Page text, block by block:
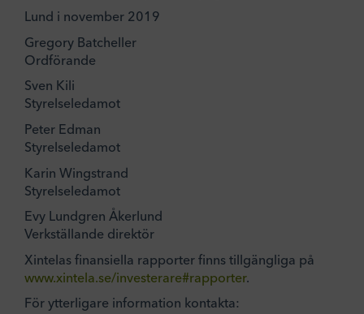
Lund i november 2019
Gregory Batcheller
Ordförande
Sven Kili
Styrelseledamot
Peter Edman
Styrelseledamot
Karin Wingstrand
Styrelseledamot
Evy Lundgren Åkerlund
Verkställande direktör
Xintelas finansiella rapporter finns tillgängliga på
www.xintela.se/investerare#rapporter.
För ytterligare information kontakta: